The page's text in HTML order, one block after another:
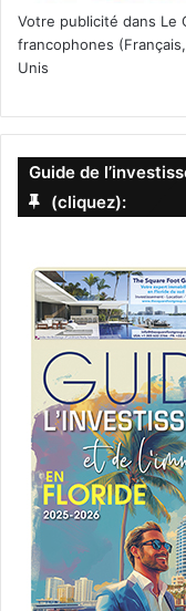
Le 9
El
Il avait une gueule
devenu le plus
(il est toujours
Un film de Luis
Daniel Fanego.
[ot-video type=
url= »https://
Votre publicité dans Le
francophones
Unis
Guide de
(cliquez):